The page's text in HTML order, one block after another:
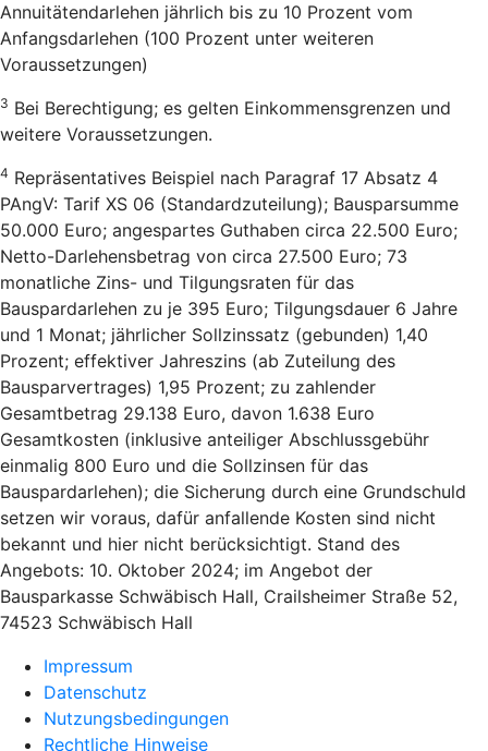
Annuitätendarlehen jährlich bis zu 10 Prozent vom
Anfangsdarlehen (100 Prozent unter weiteren
Voraussetzungen)
3 Bei Berechtigung; es gelten Einkommensgrenzen und
weitere Voraussetzungen.
4 Repräsentatives Beispiel nach Paragraf 17 Absatz 4
PAngV: Tarif XS 06 (Standardzuteilung); Bausparsumme
50.000 Euro; angespartes Guthaben circa 22.500 Euro;
Netto-Darlehensbetrag von circa 27.500 Euro; 73
monatliche Zins- und Tilgungsraten für das
Bauspardarlehen zu je 395 Euro; Tilgungsdauer 6 Jahre
und 1 Monat; jährlicher Sollzinssatz (gebunden) 1,40
Prozent; effektiver Jahreszins (ab Zuteilung des
Bausparvertrages) 1,95 Prozent; zu zahlender
Gesamtbetrag 29.138 Euro, davon 1.638 Euro
Gesamtkosten (inklusive anteiliger Abschlussgebühr
einmalig 800 Euro und die Sollzinsen für das
Bauspardarlehen); die Sicherung durch eine Grundschuld
setzen wir voraus, dafür anfallende Kosten sind nicht
bekannt und hier nicht berücksichtigt. Stand des
Angebots: 10. Oktober 2024; im Angebot der
Bausparkasse Schwäbisch Hall, Crailsheimer Straße 52,
74523 Schwäbisch Hall
Impressum
Datenschutz
Nutzungsbedingungen
Rechtliche Hinweise